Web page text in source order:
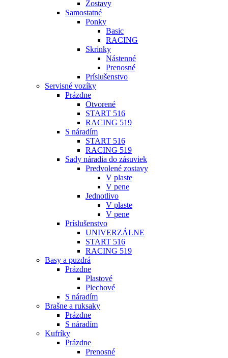
Zostavy
Samostatné
Ponky
Basic
RACING
Skrinky
Nástenné
Prenosné
Príslušenstvo
Servisné vozíky
Prázdne
Otvorené
START 516
RACING 519
S náradím
START 516
RACING 519
Sady náradia do zásuviek
Predvolené zostavy
V plaste
V pene
Jednotlivo
V plaste
V pene
Príslušenstvo
UNIVERZÁLNE
START 516
RACING 519
Basy a puzdrá
Prázdne
Plastové
Plechové
S náradím
Brašne a ruksaky
Prázdne
S náradím
Kufríky
Prázdne
Prenosné